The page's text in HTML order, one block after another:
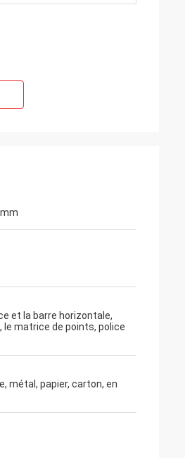
et la barre horizontale,
le matrice de points, police
métal, papier, carton, en